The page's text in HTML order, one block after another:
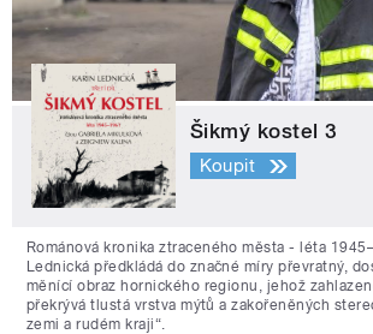
Šikmý kostel 3
Koupit
Románová kronika ztraceného města - léta
Lednická předkládá do značné míry převratný,
měnící obraz hornického regionu, jehož
překrývá tlustá vrstva mýtů a zakořeněných
zemi a rudém kraji“.